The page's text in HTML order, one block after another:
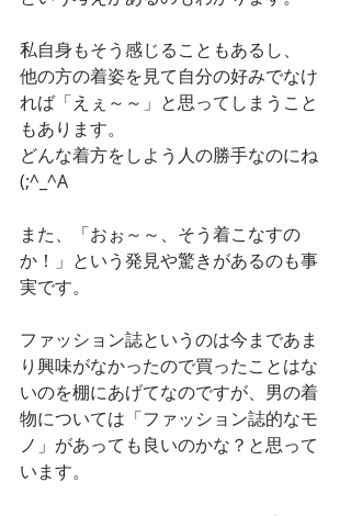
私自身もそう感じることもあるし、
他の方の着姿を見て自分の好みでなけ
れば「えぇ～～」と思ってしまうこと
もあります。
どんな着方をしよう人の勝手なのにね
(;^_^A
また、「おぉ～～、そう着こなすの
か！」という発見や驚きがあるのも事
実です。
ファッション誌というのは今まであま
り興味がなかったので買ったことはな
いのを棚にあげてなのですが、男の着
物については「ファッション誌的なモ
ノ」があっても良いのかな？と思って
います。